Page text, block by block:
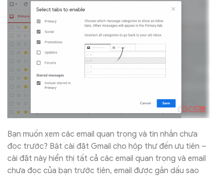
Bạn muốn xem các email quan trọng và tin nhắn chưa
đọc trước? Bật cài đặt Gmail cho hộp thư đến ưu tiên –
cài đặt này hiển thị tất cả các email quan trọng và email
chưa đọc của bạn trước tiên, email được gắn dấu sao